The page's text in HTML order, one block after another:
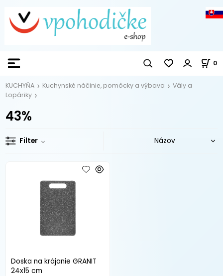
0
KUCHYŇA Kuchynské náčinie, pomôcky a výbava
Vály a
Lopáriky
43%
Filter
Doska na krájanie GRANIT
24x15 cm